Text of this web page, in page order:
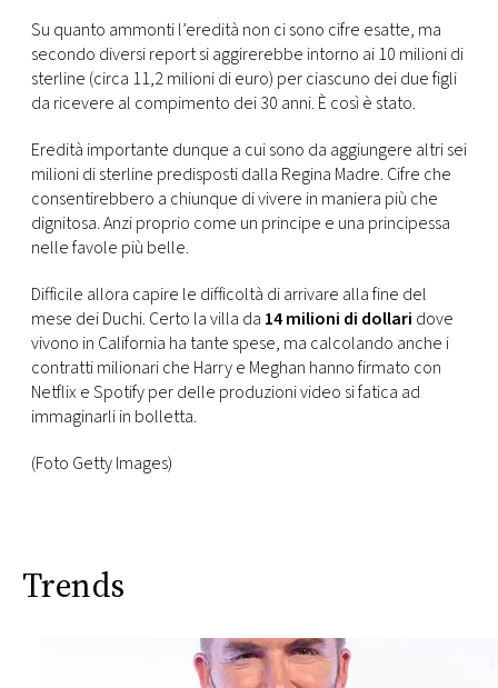
Su quanto ammonti l’eredità non ci sono cifre esatte, ma
secondo diversi report si aggirerebbe intorno ai 10 milioni di
sterline (circa 11,2 milioni di euro) per ciascuno dei due figli
da ricevere al compimento dei 30 anni. È così è stato.
Eredità importante dunque a cui sono da aggiungere altri sei
milioni di sterline predisposti dalla Regina Madre. Cifre che
consentirebbero a chiunque di vivere in maniera più che
dignitosa. Anzi proprio come un principe e una principessa
nelle favole più belle.
Difficile allora capire le difficoltà di arrivare alla fine del
mese dei Duchi. Certo la villa da 14 milioni di dollari dove
vivono in California ha tante spese, ma calcolando anche i
contratti milionari che Harry e Meghan hanno firmato con
Netflix e Spotify per delle produzioni video si fatica ad
immaginarli in bolletta.
(Foto Getty Images)
Trends